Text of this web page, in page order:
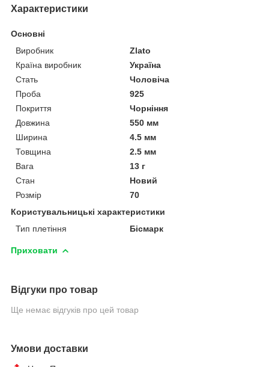
Характеристики
Основні
Виробник
Zlato
Країна виробник
Україна
Стать
Чоловіча
Проба
925
Покриття
Чорніння
Довжина
550 мм
Ширина
4.5 мм
Товщина
2.5 мм
Вага
13 г
Стан
Новий
Розмір
70
Користувальницькі характеристики
Тип плетіння
Бісмарк
Приховати
Відгуки про товар
Ще немає відгуків про цей товар
Умови доставки